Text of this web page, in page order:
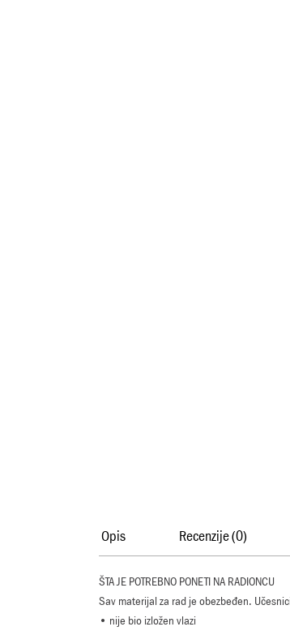
Opis Recenzije (0)
ŠTA JE POTREBNO PONETI NA RADIONCU
Sav materijal za rad je obezbeđen.
• nije bio izložen vlazi